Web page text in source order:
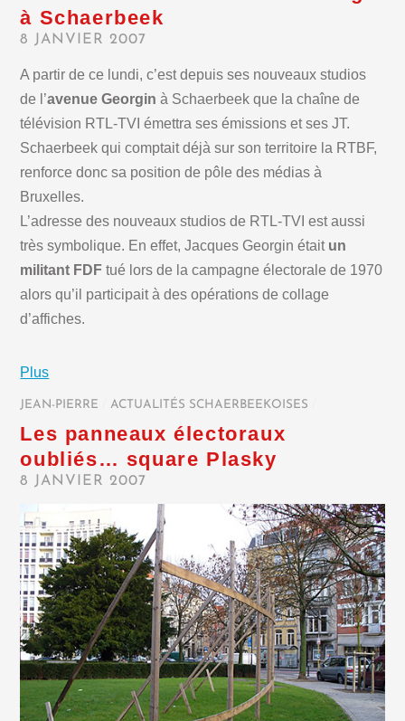
à Schaerbeek
8 JANVIER 2007
A partir de ce lundi, c’est depuis ses nouveaux studios
de l’avenue Georgin à Schaerbeek que la chaîne de
télévision RTL-TVI émettra ses émissions et ses JT.
Schaerbeek qui comptait déjà sur son territoire la RTBF,
renforce donc sa position de pôle des médias à
Bruxelles.
L’adresse des nouveaux studios de RTL-TVI est aussi
très symbolique. En effet, Jacques Georgin était un
militant FDF tué lors de la campagne électorale de 1970
alors qu’il participait à des opérations de collage
d’affiches.
Plus
JEAN-PIERRE ACTUALITÉS SCHAERBEEKOISES
Les panneaux électoraux
oubliés… square Plasky
8 JANVIER 2007